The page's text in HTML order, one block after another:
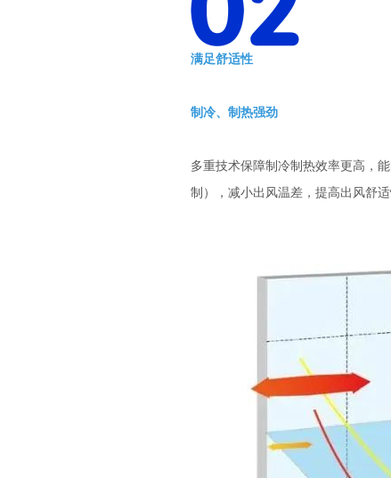
满足舒适性
制冷、制热强劲
多重技术保障制冷制热效率更高，
制），减小出风温差，提高出风舒适